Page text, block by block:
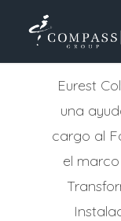
Eurest
una
cargo al
el